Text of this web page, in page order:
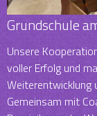
Grundschule
Unsere
voller Erfolg und
Weiterentwicklung
Gemeinsam mit